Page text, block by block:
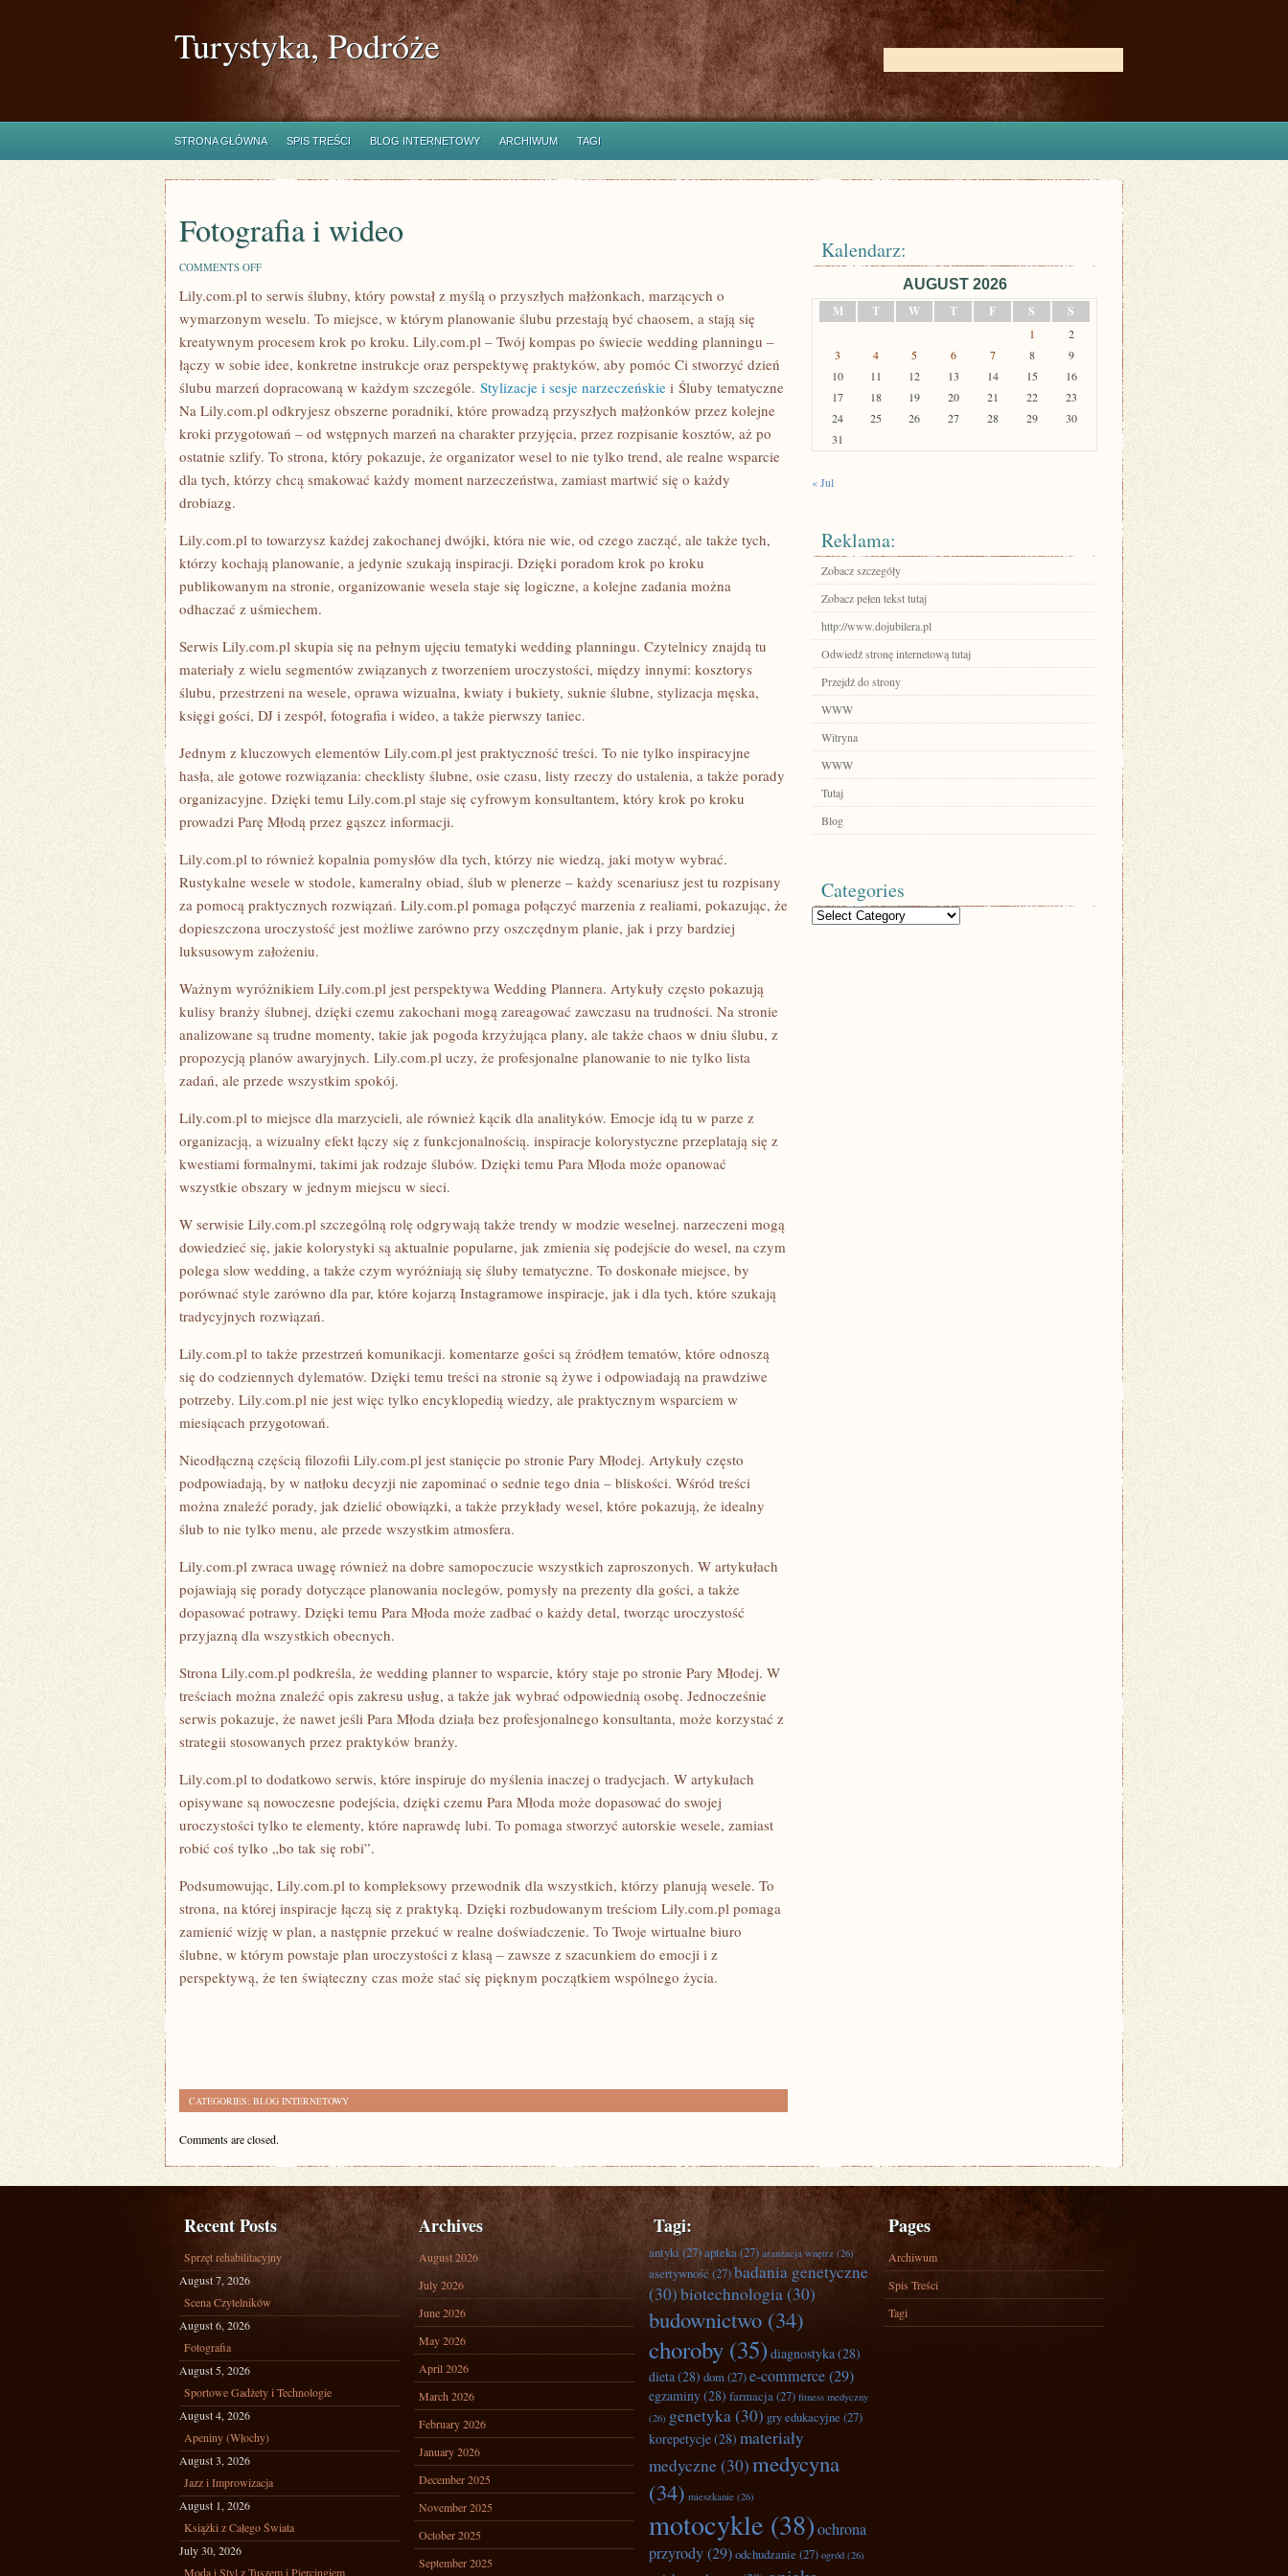
Turystyka, Podróże
STRONA GŁÓWNA SPIS TREŚCI BLOG INTERNETOWY ARCHIWUM TAGI
Fotografia i wideo
COMMENTS OFFON
I
Lily.com.pl to serwis ślubny, który powstał z myślą o przyszłych małżonkach, marzących o
wymarzonym weselu. To miejsce, w którym planowanie ślubu przestają być chaosem, a stają się
kreatywnym procesem krok po kroku. Lily.com.pl – Twój kompas po świecie wedding planningu –
łączy w sobie idee, konkretne instrukcje oraz perspektywę praktyków, aby pomóc Ci stworzyć dzień
ślubu marzeń dopracowaną w każdym szczególe. Stylizacje i sesje narzeczeńskie i Śluby tematyczne
Na Lily.com.pl odkryjesz obszerne poradniki, które prowadzą przyszłych małżonków przez kolejne
kroki przygotowań – od wstępnych marzeń na charakter przyjęcia, przez rozpisanie kosztów, aż po
ostatnie szlify. To strona, który pokazuje, że organizator wesel to nie tylko trend, ale realne wsparcie
dla tych, którzy chcą smakować każdy moment narzeczeństwa, zamiast martwić się o każdy
drobiazg.
Lily.com.pl to towarzysz każdej zakochanej dwójki, która nie wie, od czego zacząć, ale także tych,
którzy kochają planowanie, a jedynie szukają inspiracji. Dzięki poradom krok po kroku
publikowanym na stronie, organizowanie wesela staje się logiczne, a kolejne zadania można
odhaczać z uśmiechem.
Serwis Lily.com.pl skupia się na pełnym ujęciu tematyki wedding planningu. Czytelnicy znajdą tu
materiały z wielu segmentów związanych z tworzeniem uroczystości, między innymi: kosztorys
ślubu, przestrzeni na wesele, oprawa wizualna, kwiaty i bukiety, suknie ślubne, stylizacja męska,
księgi gości, DJ i zespół, fotografia i wideo, a także pierwszy taniec.
Jednym z kluczowych elementów Lily.com.pl jest praktyczność treści. To nie tylko inspiracyjne
hasła, ale gotowe rozwiązania: checklisty ślubne, osie czasu, listy rzeczy do ustalenia, a także porady
organizacyjne. Dzięki temu Lily.com.pl staje się cyfrowym konsultantem, który krok po kroku
prowadzi Parę Młodą przez gąszcz informacji.
Lily.com.pl to również kopalnia pomysłów dla tych, którzy nie wiedzą, jaki motyw wybrać.
Rustykalne wesele w stodole, kameralny obiad, ślub w plenerze – każdy scenariusz jest tu rozpisany
za pomocą praktycznych rozwiązań. Lily.com.pl pomaga połączyć marzenia z realiami, pokazując, że
dopieszczona uroczystość jest możliwe zarówno przy oszczędnym planie, jak i przy bardziej
luksusowym założeniu.
Ważnym wyróżnikiem Lily.com.pl jest perspektywa Wedding Plannera. Artykuły często pokazują
kulisy branży ślubnej, dzięki czemu zakochani mogą zareagować zawczasu na trudności. Na stronie
analizowane są trudne momenty, takie jak pogoda krzyżująca plany, ale także chaos w dniu ślubu, z
propozycją planów awaryjnych. Lily.com.pl uczy, że profesjonalne planowanie to nie tylko lista
zadań, ale przede wszystkim spokój.
Lily.com.pl to miejsce dla marzycieli, ale również kącik dla analityków. Emocje idą tu w parze z
organizacją, a wizualny efekt łączy się z funkcjonalnością. inspiracje kolorystyczne przeplatają się z
kwestiami formalnymi, takimi jak rodzaje ślubów. Dzięki temu Para Młoda może opanować
wszystkie obszary w jednym miejscu w sieci.
W serwisie Lily.com.pl szczególną rolę odgrywają także trendy w modzie weselnej. narzeczeni mogą
dowiedzieć się, jakie kolorystyki są aktualnie popularne, jak zmienia się podejście do wesel, na czym
polega slow wedding, a także czym wyróżniają się śluby tematyczne. To doskonałe miejsce, by
porównać style zarówno dla par, które kojarzą Instagramowe inspiracje, jak i dla tych, które szukają
tradycyjnych rozwiązań.
Lily.com.pl to także przestrzeń komunikacji. komentarze gości są źródłem tematów, które odnoszą
się do codziennych dylematów. Dzięki temu treści na stronie są żywe i odpowiadają na prawdziwe
potrzeby. Lily.com.pl nie jest więc tylko encyklopedią wiedzy, ale praktycznym wsparciem w
miesiącach przygotowań.
Nieodłączną częścią filozofii Lily.com.pl jest stanięcie po stronie Pary Młodej. Artykuły często
podpowiadają, by w natłoku decyzji nie zapominać o sednie tego dnia – bliskości. Wśród treści
można znaleźć porady, jak dzielić obowiązki, a także przykłady wesel, które pokazują, że idealny
ślub to nie tylko menu, ale przede wszystkim atmosfera.
Lily.com.pl zwraca uwagę również na dobre samopoczucie wszystkich zaproszonych. W artykułach
pojawiają się porady dotyczące planowania noclegów, pomysły na prezenty dla gości, a także
dopasować potrawy. Dzięki temu Para Młoda może zadbać o każdy detal, tworząc uroczystość
przyjazną dla wszystkich obecnych.
Strona Lily.com.pl podkreśla, że wedding planner to wsparcie, który staje po stronie Pary Młodej. W
treściach można znaleźć opis zakresu usług, a także jak wybrać odpowiednią osobę. Jednocześnie
serwis pokazuje, że nawet jeśli Para Młoda działa bez profesjonalnego konsultanta, może korzystać z
strategii stosowanych przez praktyków branży.
Lily.com.pl to dodatkowo serwis, które inspiruje do myślenia inaczej o tradycjach. W artykułach
opisywane są nowoczesne podejścia, dzięki czemu Para Młoda może dopasować do swojej
uroczystości tylko te elementy, które naprawdę lubi. To pomaga stworzyć autorskie wesele, zamiast
robić coś tylko „bo tak się robi”.
Podsumowując, Lily.com.pl to kompleksowy przewodnik dla wszystkich, którzy planują wesele. To
strona, na której inspiracje łączą się z praktyką. Dzięki rozbudowanym treściom Lily.com.pl pomaga
zamienić wizję w plan, a następnie przekuć w realne doświadczenie. To Twoje wirtualne biuro
ślubne, w którym powstaje plan uroczystości z klasą – zawsze z szacunkiem do emocji i z
perspektywą, że ten świąteczny czas może stać się pięknym początkiem wspólnego życia.
CATEGORIES: BLOG INTERNETOWY
Comments are closed.
Kalendarz:
AUGUST 2026
M
T W T F S S
1
2
3
4 5 6 7 8
9
10
11 12 13 14 15
16
17
18 19 20 21 22
23
24
25 26 27 28 29
30
31
« Jul
Reklama:
Zobacz szczegóły
Zobacz pełen tekst tutaj
http://www.dojubilera.pl
Odwiedź stronę internetową tutaj
Przejdź do strony
WWW
Witryna
WWW
Tutaj
Blog
Categories
Categories
Recent Posts
Sprzęt rehabilitacyjny
August 7, 2026
Scena Czytelników
August 6, 2026
Fotografia
August 5, 2026
Sportowe Gadżety i Technologie
August 4, 2026
Apeniny (Włochy)
August 3, 2026
Jazz i Improwizacja
August 1, 2026
Książki z Całego Świata
July 30, 2026
Moda i Styl z Tuszem i Piercingiem
Archives
August 2026
July 2026
June 2026
May 2026
April 2026
March 2026
February 2026
January 2026
December 2025
November 2025
October 2025
September 2025
Tagi:
antyki(27)apteka(27) aranżacja wnętrz (26)
asertywność (27)badania genetyczne
(30)biotechnologia(30)
budownictwo (34)
choroby (35) diagnostyka(28)
dieta(28) dom(27)e-commerce(29)
egzaminy(28) farmacja(27) fitness medyczny
(26) genetyka(30) gry edukacyjne (27)
korepetycje(28) materiały
medyczne (30)medycyna
(34) mieszkanie (26)
motocykle (38)ochrona
przyrody(29)odchudzanie (27) ogród (26)
Pages
Archiwum
Spis Treści
Tagi